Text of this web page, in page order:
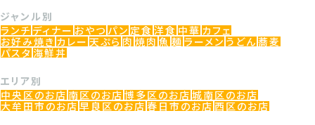
ジャンル別
ランチディナーおやつパン定食洋食中華カフェ
お好み焼きカレー天ぷら肉焼肉魚麺ラーメンうどん蕎麦
パスタ海鮮丼
エリア別
中央区のお店南区のお店博多区のお店城南区のお店
大牟田市のお店早良区のお店春日市のお店西区のお店